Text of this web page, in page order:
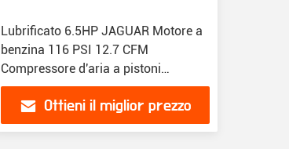
Lubrificato 6.5HP JAGUAR Motore a
benzina 116 PSI 12.7 CFM
Compressore d'aria a pistoni
portatile
Ottieni il miglior prezzo